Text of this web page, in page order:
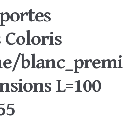
blanc_premi
L=100